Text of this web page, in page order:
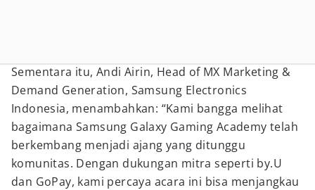
Sementara itu, Andi Airin, Head of MX Marketing &
Demand Generation, Samsung Electronics
Indonesia, menambahkan: “Kami bangga melihat
bagaimana Samsung Galaxy Gaming Academy telah
berkembang menjadi ajang yang ditunggu
komunitas. Dengan dukungan mitra seperti by.U
dan GoPay, kami percaya acara ini bisa menjangkau